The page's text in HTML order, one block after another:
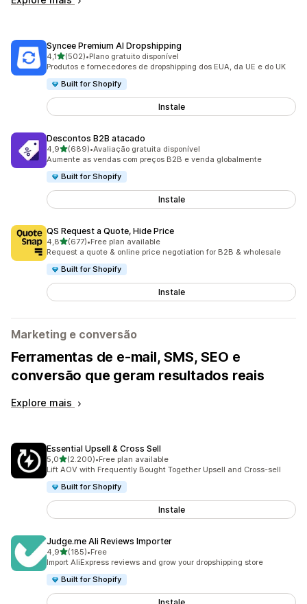
Syncee Premium AI Dropshipping
4,1de 5 estrelas
(502)
502 total de avaliações
•Plano gratuito disponível
Produtos e fornecedores de dropshipping dos EUA, da UE e do UK
Built for Shopify
Instale
Descontos B2B atacado
4,9de 5 estrelas
(689)
689 total de avaliações
•Avaliação gratuita disponível
Aumente as vendas com preços B2B e venda globalmente
Built for Shopify
Instale
QS Request a Quote, Hide Price
4,8de 5 estrelas
(677)
677 total de avaliações
•Free plan available
Request a quote & online price negotiation for B2B & wholesale
Built for Shopify
Instale
Marketing e conversão
Ferramentas de e-mail, SMS, SEO e
conversão que geram resultados reais
Explore mais
Essential Upsell & Cross Sell
5,0de 5 estrelas
(2.200)
2200 total de avaliações
•Free plan available
Lift AOV with Frequently Bought Together Upsell and Cross-sell
Built for Shopify
Instale
Judge.me Ali Reviews Importer
4,9de 5 estrelas
(185)
185 total de avaliações
•Free
Import AliExpress reviews and grow your dropshipping store
Built for Shopify